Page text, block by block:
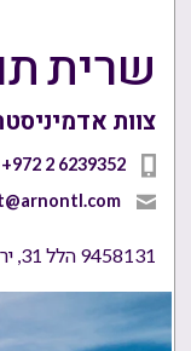
שרית
צוות
‎+972 2 6239352‏
9458131 הלל 31, ירושלים